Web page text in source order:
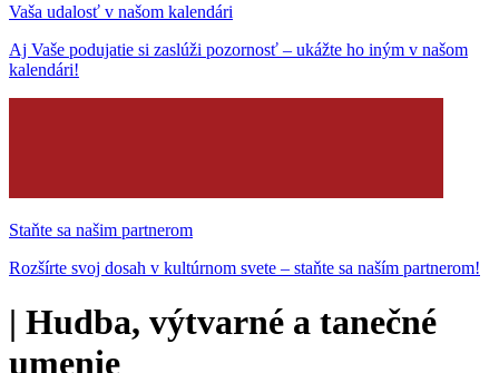
Vaša udalosť v našom kalendári
Aj Vaše podujatie si zaslúži pozornosť – ukážte ho iným v našom
kalendári!
Staňte sa našim partnerom
Rozšírte svoj dosah v kultúrnom svete – staňte sa naším partnerom!
| Hudba, výtvarné a tanečné
umenie